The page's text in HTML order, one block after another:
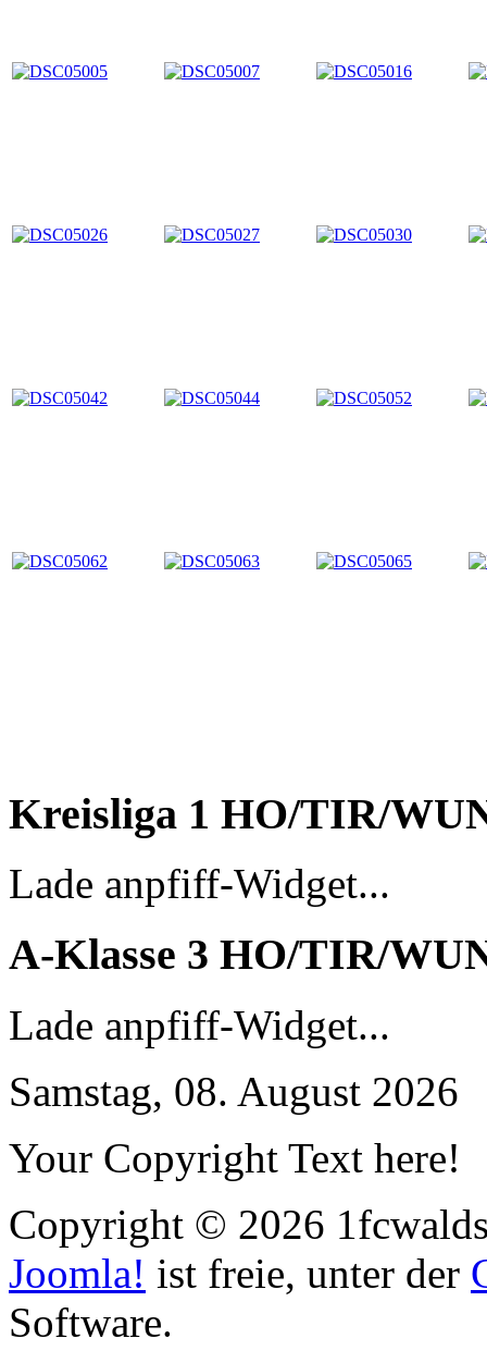
Kreisliga 1 HO/TIR/
Lade anpfiff-Widget...
A-Klasse 3 HO/TIR/
Lade anpfiff-Widget...
Samstag, 08. August 2026
Your Copyright Text here!
Copyright © 2026
Joomla! ist freie, unter der
Software.